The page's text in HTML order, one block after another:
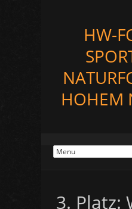
HW-
HOHEM
3. Platz: